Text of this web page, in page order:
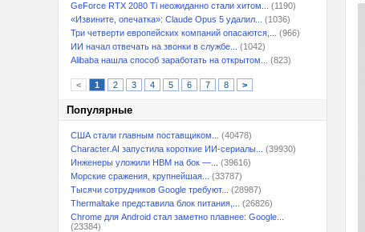
GeForce RTX 2080 Ti неожиданно стали хитом...
(1190)
«Извините, опечатка»: Claude Opus 5 удалил...
(1036)
Три четверти европейских компаний опасаются,...
(966)
ИИ начал отвечать на звонки в службе...
(1042)
Alibaba нашла способ заработать на открытом...
(823)
< 1 2 3 4 5 6 7 8 >
Популярные
США стали главным поставщиком...
(40478)
Character.AI запустила короткие ИИ-сериалы...
(39930)
Инженеры уложили HBM на бок —...
(39616)
Морские сражения, крупнейшая...
(33787)
Тысячи сотрудников Google требуют...
(28987)
Thermaltake представила блок питания,...
(26826)
Chrome для Android стал заметно плавнее: Google...
(23384)